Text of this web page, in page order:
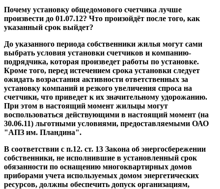
Почему установку общедомового счетчика лучше
произвести до 01.07.12? Что произойдёт после того, как
указанный срок выйдет?
До указанного периода собственники жилья могут сами
выбрать условия установки счетчиков и компанию-
подрядчика, которая произведет работы по установке.
Кроме того, перед истечением срока установки следует
ожидать возрастания активности ответственных за
установку компаний и резкого увеличения спроса на
счетчики, что приведет к их значительному удорожанию.
При этом в настоящий момент жильцы могут
воспользоваться действующими в настоящий момент (на
30.06.11) льготными условиями, предоставляемыми ОАО
"АПЗ им. Пландина".
В соответствии с п.12. ст. 13 Закона об энергосбережении
собственники, не исполнившие в установленный срок
обязанности по оснащению многоквартирных домов
приборами учета используемых домом энергетических
ресурсов, должны обеспечить допуск организациям,